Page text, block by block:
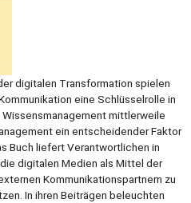
digitalen Transformation spielen
eine Schlüsselrolle in
mittlerweile
ein entscheidender Faktor
Buch liefert Verantwortlichen in
digitalen Medien als Mittel der
Kommunikationspartnern zu
In ihren Beiträgen beleuchten